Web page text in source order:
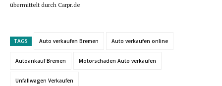
übermittelt durch Carpr.de
TAGS Auto verkaufen Bremen Auto verkaufen online
Autoankauf Bremen Motorschaden Auto verkaufen
Unfallwagen Verkaufen